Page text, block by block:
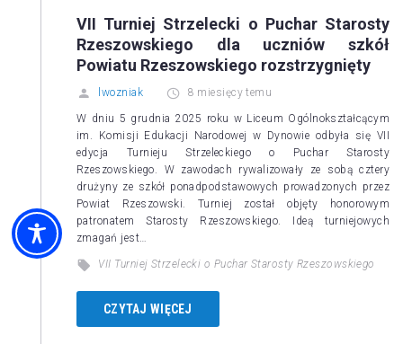
VII Turniej Strzelecki o Puchar Starosty
Rzeszowskiego dla uczniów szkół
Powiatu Rzeszowskiego rozstrzygnięty
lwozniak 8 miesięcy temu
W dniu 5 grudnia 2025 roku w Liceum Ogólnokształcącym
im. Komisji Edukacji Narodowej w Dynowie odbyła się VII
edycja Turnieju Strzeleckiego o Puchar Starosty
Rzeszowskiego. W zawodach rywalizowały ze sobą cztery
drużyny ze szkół ponadpodstawowych prowadzonych przez
Powiat Rzeszowski. Turniej został objęty honorowym
patronatem Starosty Rzeszowskiego. Ideą turniejowych
zmagań jest…
VII Turniej Strzelecki o Puchar Starosty Rzeszowskiego
CZYTAJ WIĘCEJ